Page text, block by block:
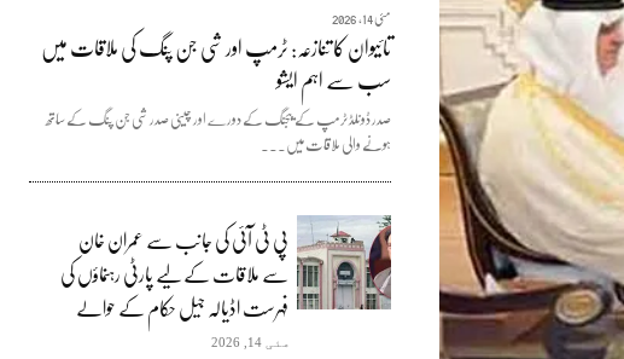
مئی 14, 2026
تائیوان کا تنازعہ: ٹرمپ اور شی جن پنگ کی ملاقات میں
سب سے اہم ایشو
صدر ڈونلڈ ٹرمپ کے بیجنگ کے دورے اور چینی صدر شی جن پنگ کے ساتھ
ہونے والی ملاقات میں...
پی ٹی آئی کی جانب سے عمران خان
سے ملاقات کے لیے پارٹی رہنماؤں کی
فہرست اڈیالہ جیل حکام کے حوالے
مئی 14, 2026